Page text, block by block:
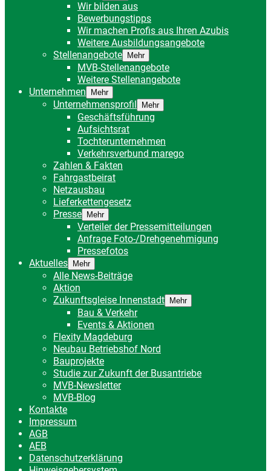
Wir bilden aus
Bewerbungstipps
Wir machen Profis aus Ihren Azubis
Weitere Ausbildungsangebote
Stellenangebote
Mehr
MVB-Stellenangebote
Weitere Stellenangebote
Unternehmen
Mehr
Unternehmensprofil Mehr
Geschäftsführung
Aufsichtsrat
Tochterunternehmen
Verkehrsverbund marego
Zahlen & Fakten
Fahrgastbeirat
Netzausbau
Lieferkettengesetz
Presse
Mehr
Verteiler der Pressemitteilungen
Anfrage Foto-/Drehgenehmigung
Pressefotos
Aktuelles
Mehr
Alle News-Beiträge
Aktion
Zukunftsgleise Innenstadt
Mehr
Bau & Verkehr
Events & Aktionen
Flexity Magdeburg
Neubau Betriebshof Nord
Bauprojekte
Studie zur Zukunft der Busantriebe
MVB-Newsletter
MVB-Blog
Kontakte
Impressum
AGB
AEB
Datenschutzerklärung